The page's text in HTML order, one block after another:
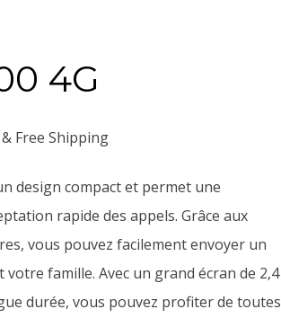
4G
:
& Free Shipping
design compact et permet une
rapide des appels. Grâce aux
vous pouvez facilement envoyer un
votre famille. Avec un grand écran de 2,4
durée, vous pouvez profiter de toutes